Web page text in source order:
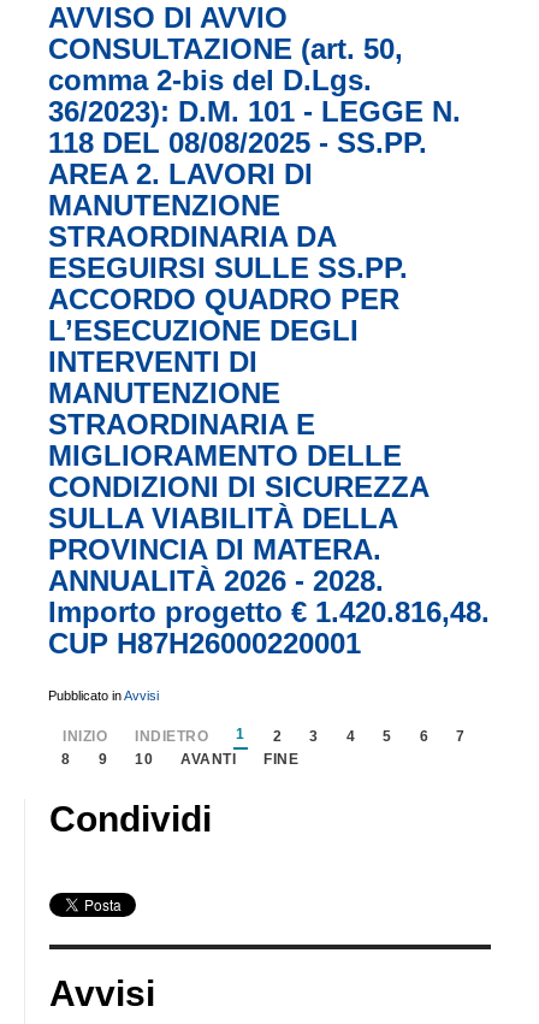
AVVISO DI AVVIO
CONSULTAZIONE (art. 50,
comma 2-bis del D.Lgs.
36/2023): D.M. 101 - LEGGE N.
118 DEL 08/08/2025 - SS.PP.
AREA 2. LAVORI DI
MANUTENZIONE
STRAORDINARIA DA
ESEGUIRSI SULLE SS.PP.
ACCORDO QUADRO PER
L’ESECUZIONE DEGLI
INTERVENTI DI
MANUTENZIONE
STRAORDINARIA E
MIGLIORAMENTO DELLE
CONDIZIONI DI SICUREZZA
SULLA VIABILITÀ DELLA
PROVINCIA DI MATERA.
ANNUALITÀ 2026 - 2028.
Importo progetto € 1.420.816,48.
CUP H87H26000220001
Pubblicato inAvvisi
INIZIO INDIETRO 1 2 3 4 5 6
7
8
9 10 AVANTI FINE
Condividi
Avvisi